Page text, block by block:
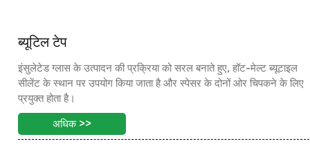
ब्यूटिल टेप
इंसुलेटेड ग्लास के उत्पादन की प्रक्रिया को सरल बनाते हुए, हॉट-मेल्ट ब्यूटाइल
सीलेंट के स्थान पर उपयोग किया जाता है और स्पेसर के दोनों ओर चिपकने के लिए
प्रयुक्त होता है।
अधिक >>